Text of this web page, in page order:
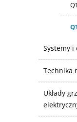
Systemy
Technika
Układy